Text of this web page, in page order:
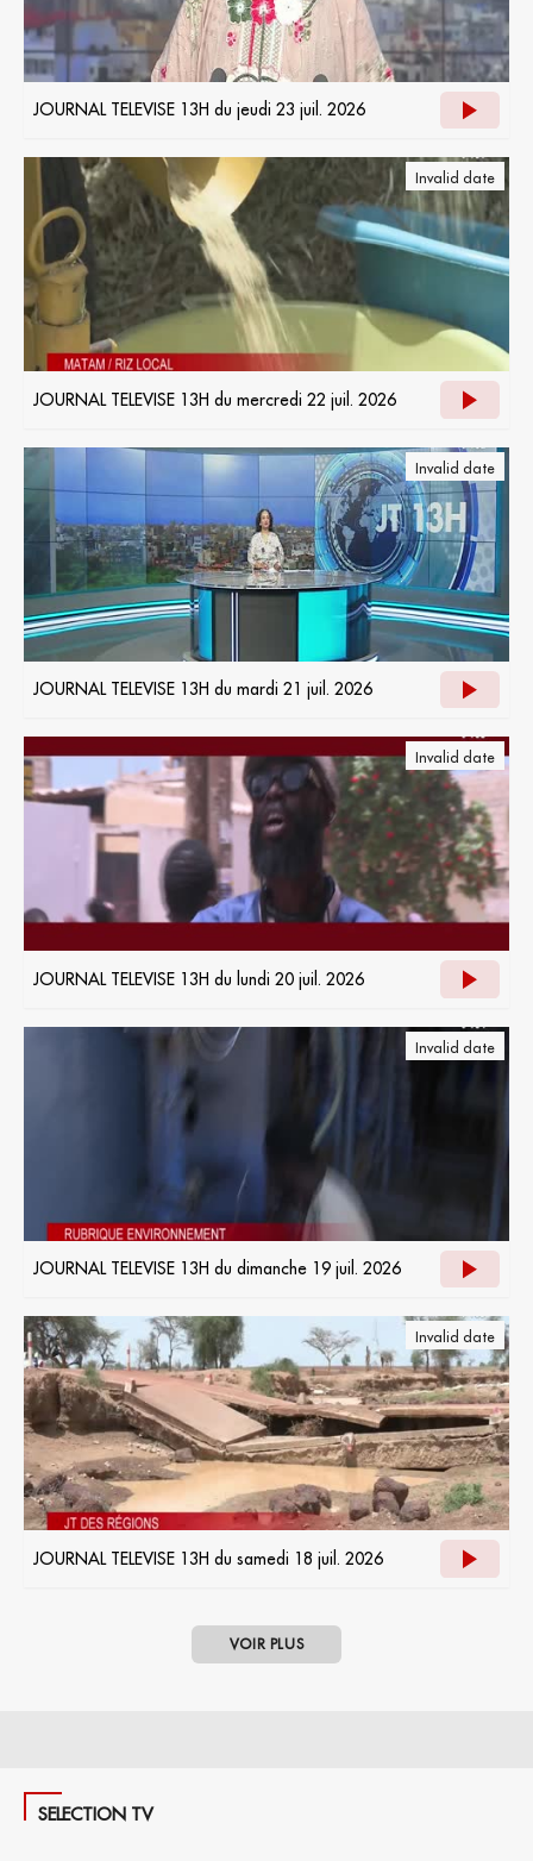
JOURNAL TELEVISE 13H du jeudi 23 juil. 2026
Invalid date
JOURNAL TELEVISE 13H du mercredi 22 juil. 2026
Invalid date
JOURNAL TELEVISE 13H du mardi 21 juil. 2026
Invalid date
JOURNAL TELEVISE 13H du lundi 20 juil. 2026
Invalid date
JOURNAL TELEVISE 13H du dimanche 19 juil. 2026
Invalid date
JOURNAL TELEVISE 13H du samedi 18 juil. 2026
VOIR PLUS
SELECTION TV